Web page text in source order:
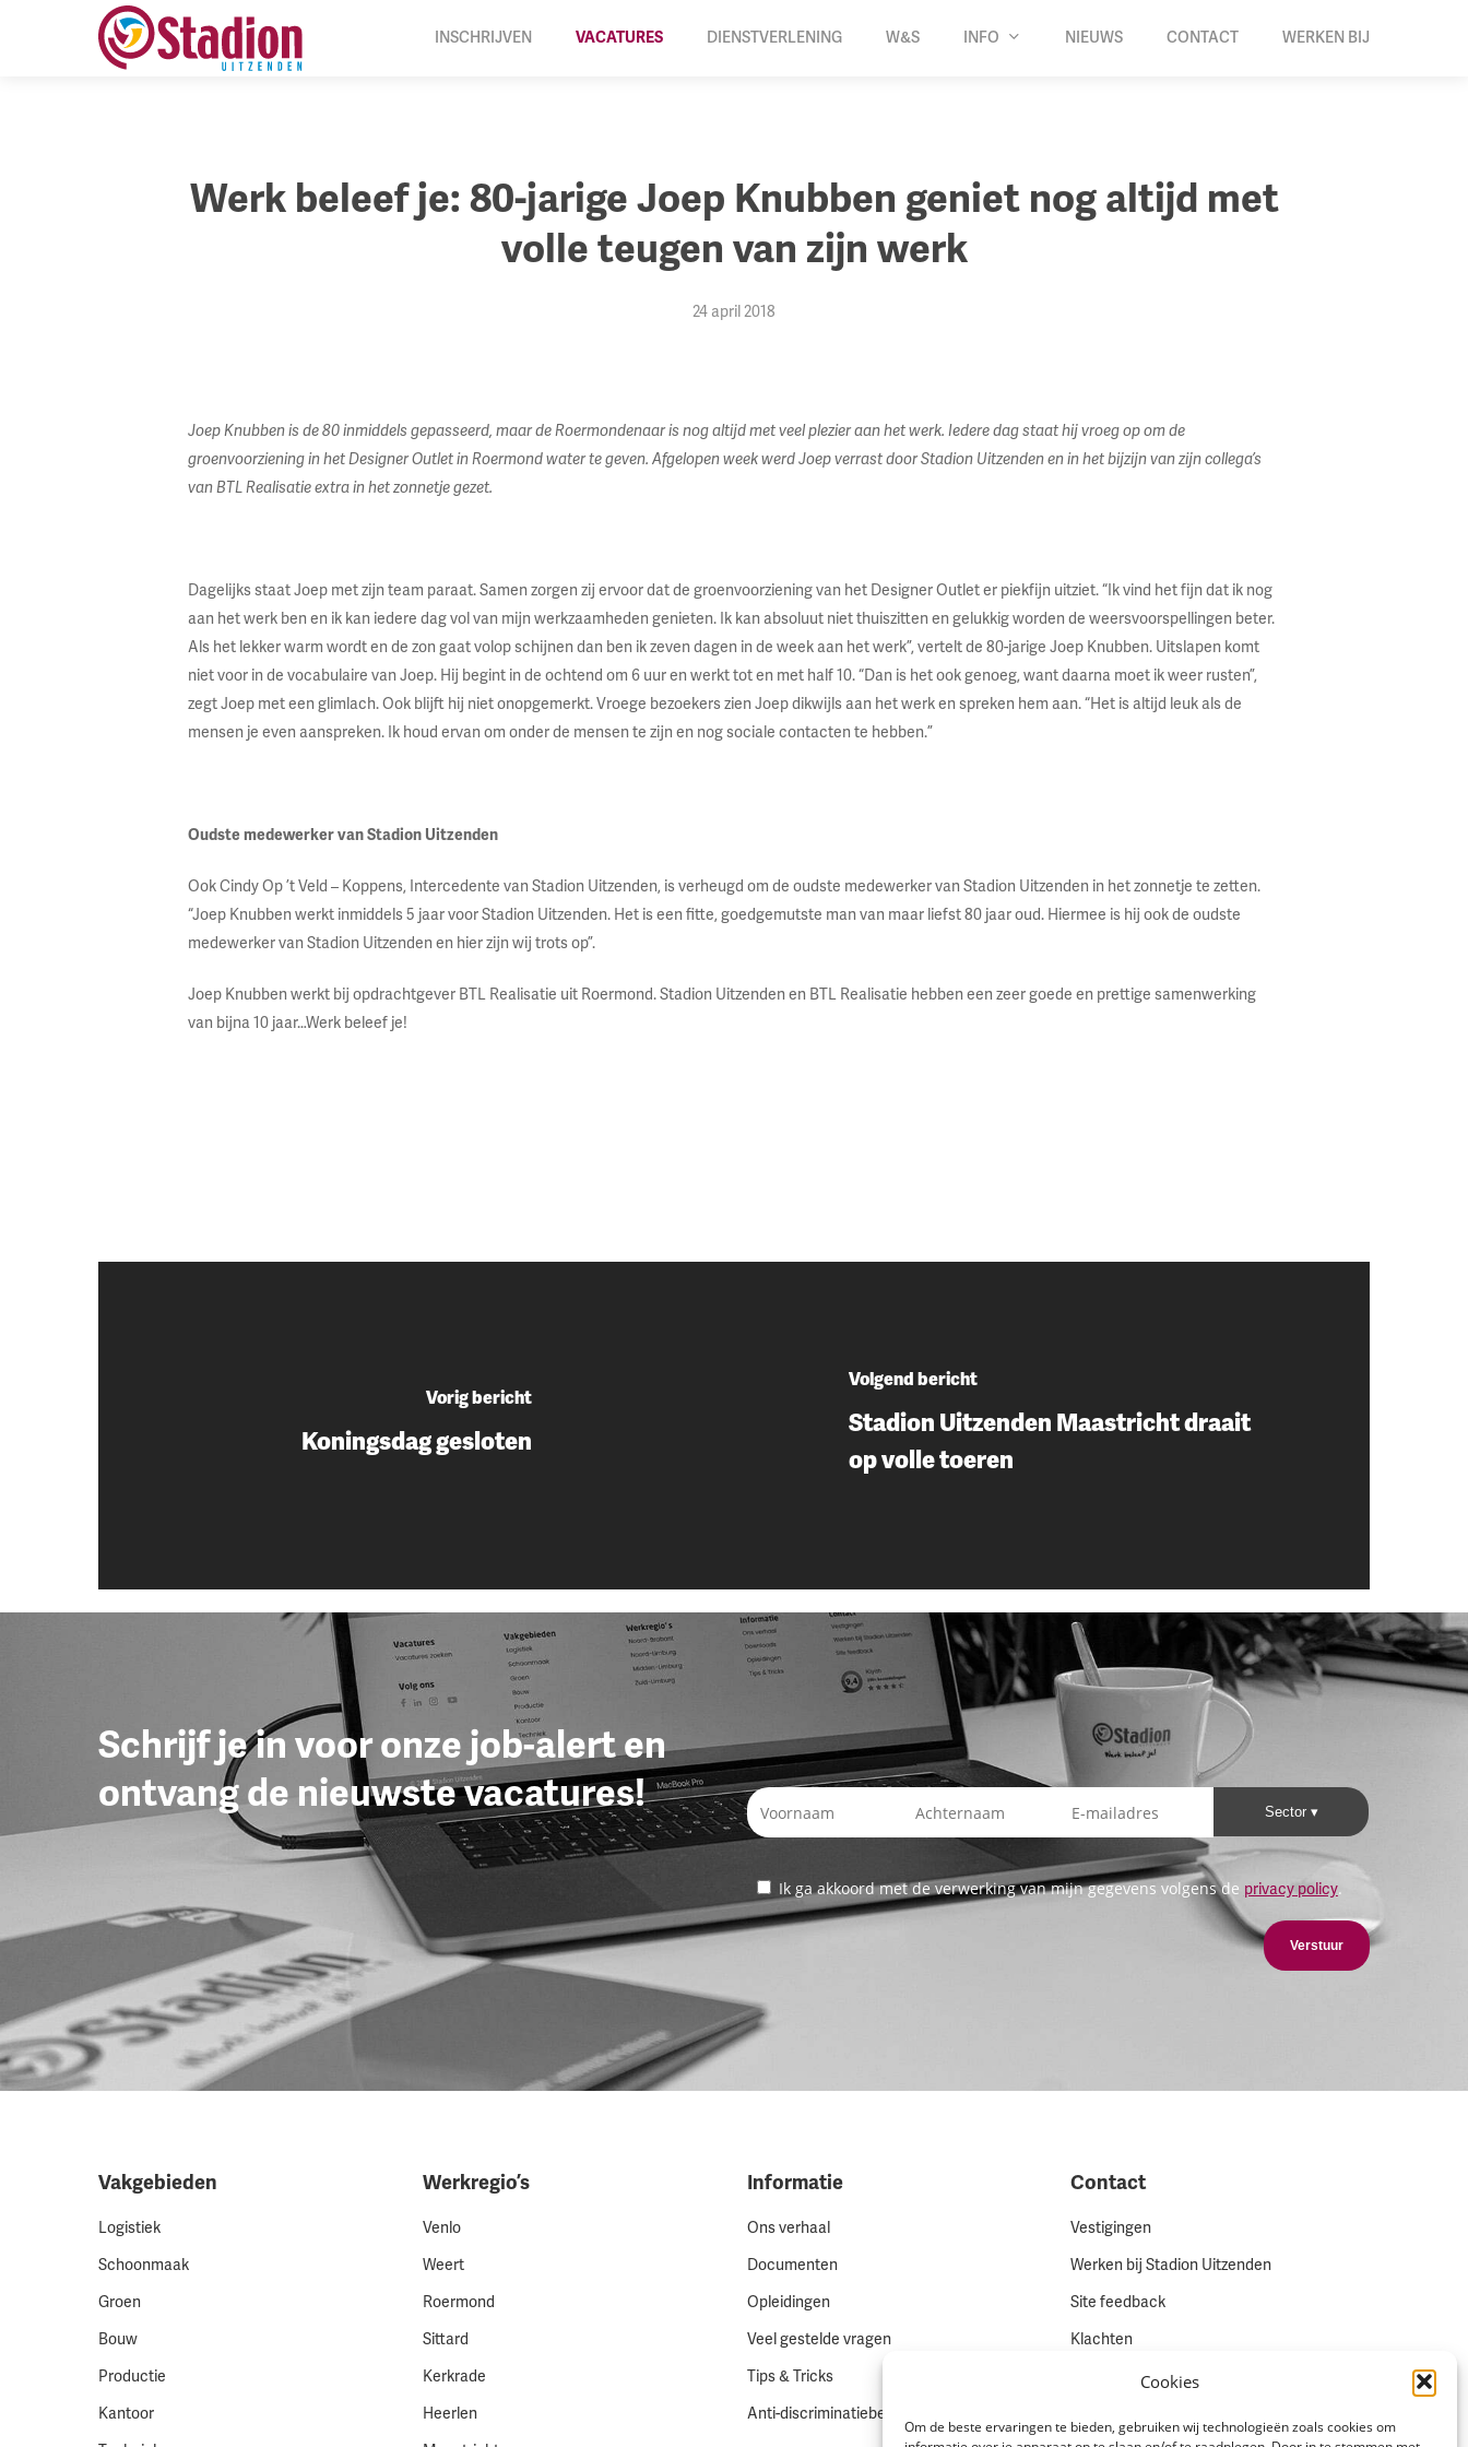
Cookies
Om de beste ervaringen te bieden, gebruiken wij technologieën zoals cookies om
INSCHRIJVEN VACATURES DIENSTVERLENING W&S INFO NIEUWS CONTACT WERKEN BIJ
Werk beleef je: 80-jarige Joep Knubben geniet nog altijd met
volle teugen van zijn werk
24 april 2018
Joep Knubben is de 80 inmiddels gepasseerd, maar de Roermondenaar is nog altijd met veel plezier aan het werk. Iedere dag staat hij vroeg op om de
groenvoorziening in het Designer Outlet in Roermond water te geven. Afgelopen week werd Joep verrast door Stadion Uitzenden en in het bijzijn van zijn collega’s
van BTL Realisatie extra in het zonnetje gezet.
Dagelijks staat Joep met zijn team paraat. Samen zorgen zij ervoor dat de groenvoorziening van het Designer Outlet er piekfijn uitziet. “Ik vind het fijn dat ik nog
aan het werk ben en ik kan iedere dag vol van mijn werkzaamheden genieten. Ik kan absoluut niet thuiszitten en gelukkig worden de weersvoorspellingen beter.
Als het lekker warm wordt en de zon gaat volop schijnen dan ben ik zeven dagen in de week aan het werk”, vertelt de 80-jarige Joep Knubben. Uitslapen komt
niet voor in de vocabulaire van Joep. Hij begint in de ochtend om 6 uur en werkt tot en met half 10. “Dan is het ook genoeg, want daarna moet ik weer rusten”,
zegt Joep met een glimlach. Ook blijft hij niet onopgemerkt. Vroege bezoekers zien Joep dikwijls aan het werk en spreken hem aan. “Het is altijd leuk als de
mensen je even aanspreken. Ik houd ervan om onder de mensen te zijn en nog sociale contacten te hebben.”
Oudste medewerker van Stadion Uitzenden
Ook Cindy Op ’t Veld – Koppens, Intercedente van Stadion Uitzenden, is verheugd om de oudste medewerker van Stadion Uitzenden in het zonnetje te zetten.
“Joep Knubben werkt inmiddels 5 jaar voor Stadion Uitzenden. Het is een fitte, goedgemutste man van maar liefst 80 jaar oud. Hiermee is hij ook de oudste
medewerker van Stadion Uitzenden en hier zijn wij trots op”.
Joep Knubben werkt bij opdrachtgever BTL Realisatie uit Roermond. Stadion Uitzenden en BTL Realisatie hebben een zeer goede en prettige samenwerking
van bijna 10 jaar…Werk beleef je!
Vorig bericht
Koningsdag gesloten
Volgend bericht
Stadion Uitzenden Maastricht draait
op volle toeren
Schrijf je in voor onze job-alert en
ontvang de nieuwste vacatures!
Sector
Ik ga akkoord met de verwerking van mijn gegevens volgens de privacy policy.
Verstuur
Vakgebieden
Logistiek
Schoonmaak
Groen
Bouw
Productie
Kantoor
Werkregio’s
Venlo
Weert
Roermond
Sittard
Kerkrade
Heerlen
Informatie
Ons verhaal
Documenten
Opleidingen
Veel gestelde vragen
Tips & Tricks
Anti-discriminatiebeleid
Contact
Vestigingen
Werken bij Stadion Uitzenden
Site feedback
Klachten